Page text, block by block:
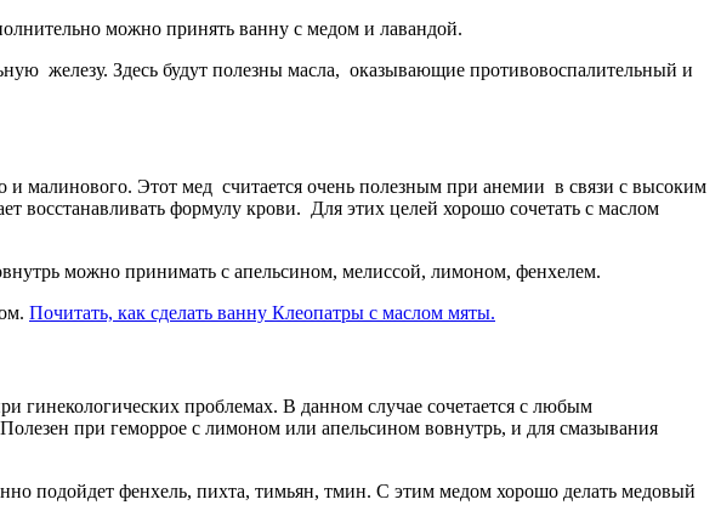
можно принять ванну с медом и лавандой.
железу. Здесь будут полезны масла, оказывающие противовоспалительный и
малинового. Этот мед считается очень полезным при анемии в связи с высоким
восстанавливать формулу крови. Для этих целей хорошо сочетать с маслом
можно принимать с апельсином, мелиссой, лимоном, фенхелем.
Почитать, как сделать ванну Клеопатры с маслом мяты.
гинекологических проблемах. В данном случае сочетается с любым
при геморрое с лимоном или апельсином вовнутрь, и для смазывания
подойдет фенхель, пихта, тимьян, тмин. С этим медом хорошо делать медовый